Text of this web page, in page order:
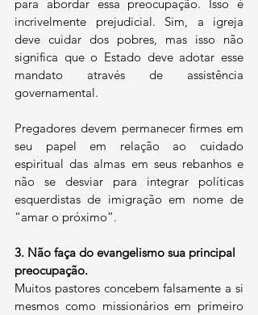
para abordar essa preocupação. Isso é
incrivelmente prejudicial. Sim, a igreja
deve cuidar dos pobres, mas isso não
significa que o Estado deve adotar esse
mandato através de assistência
governamental.
Pregadores devem permanecer firmes em
seu papel em relação ao cuidado
espiritual das almas em seus rebanhos e
não se desviar para integrar políticas
esquerdistas de imigração em nome de
“amar o próximo”.
3. Não faça do evangelismo sua principal
preocupação.
Muitos pastores concebem falsamente a si
mesmos como missionários em primeiro